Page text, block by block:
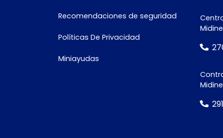
Recomendaciones de seguridad
Políticas De Privacidad
Miniayudas